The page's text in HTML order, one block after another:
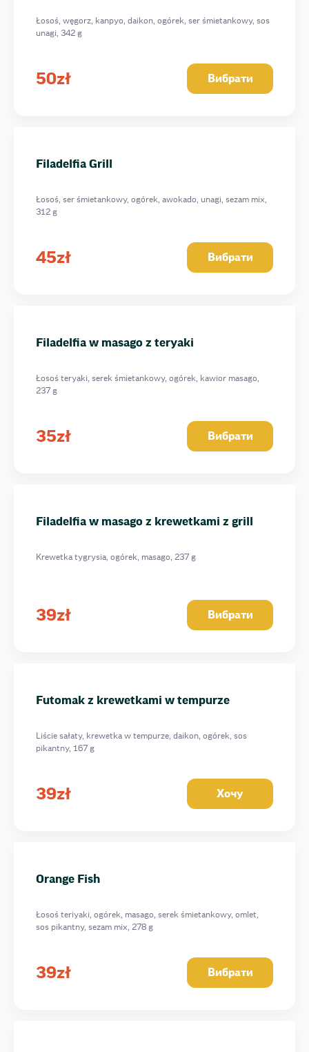
Łosoś, węgorz, kanpyo, daikon, ogórek, ser śmietankowy, sos
unagi, 342 g
50zł Вибрати
Filadelfia Grill
Łosoś, ser śmietankowy, ogórek, awokado, unagi, sezam mix,
312 g
45zł Вибрати
Filadelfia w masago z teryaki
Łosoś teryaki, serek śmietankowy, ogórek, kawior masago,
237 g
35zł Вибрати
Filadelfia w masago z krewetkami z grill
Krewetka tygrysia, ogórek, masago, 237 g
39zł Вибрати
Futomak z krewetkami w tempurze
Liście sałaty, krewetka w tempurze, daikon, ogórek, sos
pikantny, 167 g
39zł Хочу
Orange Fish
Łosoś teriyaki, ogórek, masago, serek śmietankowy, omlet,
sos pikantny, sezam mix, 278 g
39zł Вибрати